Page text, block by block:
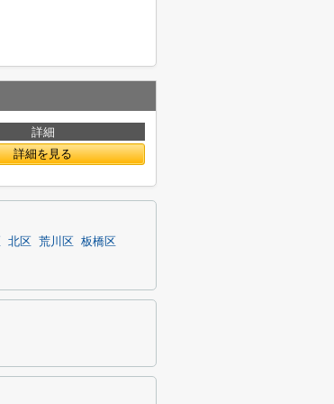
詳細
詳細を見る
北区 荒川区
板橋区